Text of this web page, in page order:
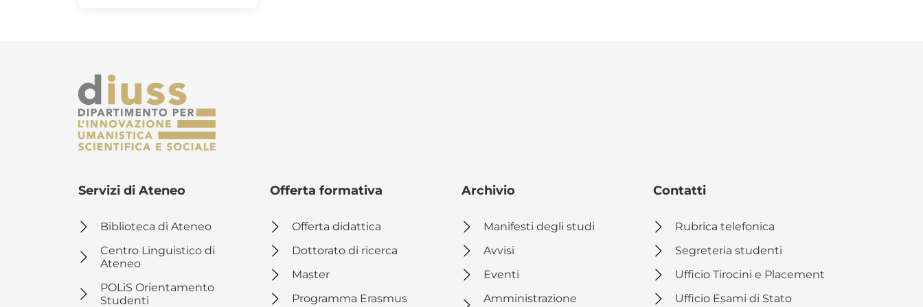
Servizi di Ateneo
Biblioteca di Ateneo
Centro Linguistico di
Ateneo
POLiS Orientamento
Studenti
Offerta formativa
Offerta didattica
Dottorato di ricerca
Master
Programma Erasmus
Archivio
Manifesti degli studi
Avvisi
Eventi
Amministrazione
Contatti
Rubrica telefonica
Segreteria studenti
Ufficio Tirocini e Placement
Ufficio Esami di Stato